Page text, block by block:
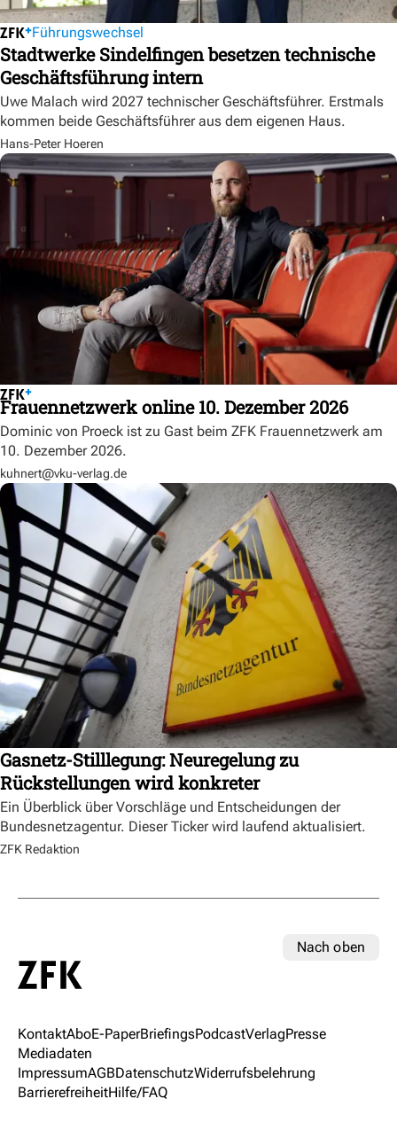
Führungswechsel
Stadtwerke Sindelfingen besetzen technische
Geschäftsführung intern
Uwe Malach wird 2027 technischer Geschäftsführer. Erstmals
kommen beide Geschäftsführer aus dem eigenen Haus.
Hans-Peter Hoeren
Frauennetzwerk online 10. Dezember 2026
Dominic von Proeck ist zu Gast beim ZFK Frauennetzwerk am
10. Dezember 2026.
kuhnert@vku-verlag.de
Gasnetz-Stilllegung: Neuregelung zu
Rückstellungen wird konkreter
Ein Überblick über Vorschläge und Entscheidungen der
Bundesnetzagentur. Dieser Ticker wird laufend aktualisiert.
ZFK Redaktion
Nach oben
KontaktAboE-PaperBriefingsPodcastVerlagPresse
Mediadaten
ImpressumAGBDatenschutzWiderrufsbelehrung
BarrierefreiheitHilfe/FAQ